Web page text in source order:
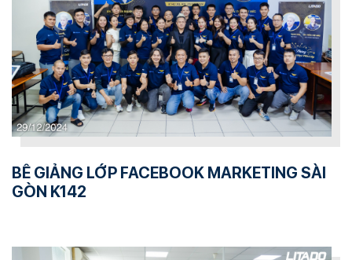
BẾ GIẢNG LỚP FACEBOOK MARKETING SÀI
GÒN K142